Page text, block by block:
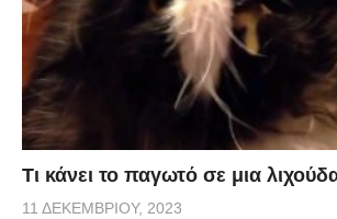
Τι κάνει το παγωτό σε μια
11 ΔΕΚΕΜΒΡΊΟΥ, 2023